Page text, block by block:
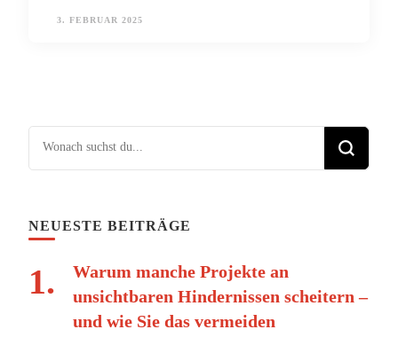
3. FEBRUAR 2025
Suchst du nach etwas?
NEUESTE BEITRÄGE
Warum manche Projekte an
unsichtbaren Hindernissen scheitern –
und wie Sie das vermeiden